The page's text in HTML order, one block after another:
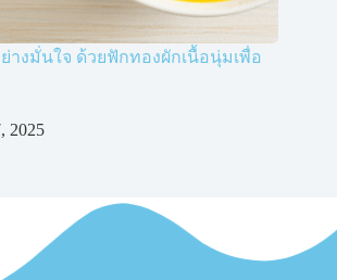
างมั่นใจ ด้วยฟักทองผักเนื้อนุ่มเพื่อ
2025